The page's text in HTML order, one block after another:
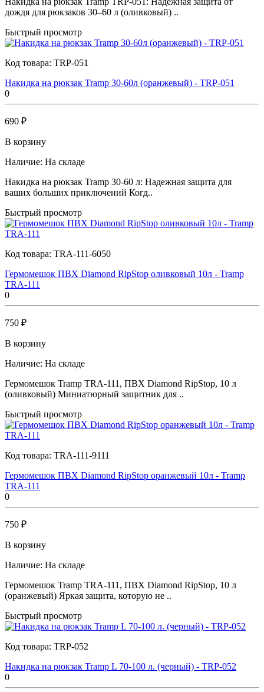
дождя для рюкзаков 30–60 л (оливковый) ..
Быстрый просмотр
Код товара: TRP-051
Накидка на рюкзак Tramp 30-60л (оранжевый) - TRP-051
0
690 ₽
В корзину
Наличие: На складе
Накидка на рюкзак Tramp 30-60 л: Надежная защита для
ваших больших приключений Когд..
Быстрый просмотр
Код товара: TRA-111-6050
Гермомешок ПВХ Diamond RipStop оливковый 10л - Tramp
TRA-111
0
750 ₽
В корзину
Наличие: На складе
Гермомешок Tramp TRA-111, ПВХ Diamond RipStop, 10 л
(оливковый) Миниатюрный защитник для ..
Быстрый просмотр
Код товара: TRA-111-9111
Гермомешок ПВХ Diamond RipStop оранжевый 10л - Tramp
TRA-111
0
750 ₽
В корзину
Наличие: На складе
Гермомешок Tramp TRA-111, ПВХ Diamond RipStop, 10 л
(оранжевый) Яркая защита, которую не ..
Быстрый просмотр
Код товара: TRP-052
Накидка на рюкзак Tramp L 70-100 л. (черный) - TRP-052
0